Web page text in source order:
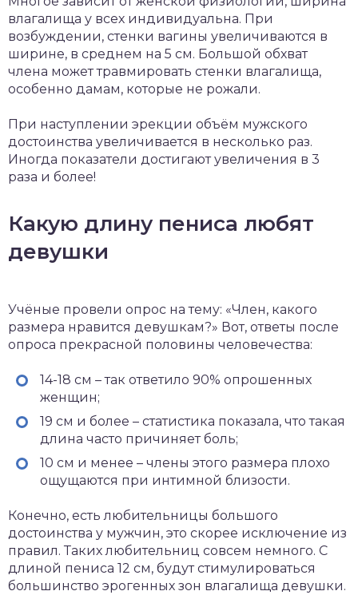
влагалища у всех индивидуальна. При
возбуждении, стенки вагины увеличиваются в
ширине, в среднем на 5 см. Большой обхват
члена может травмировать стенки влагалища,
особенно дамам, которые не рожали.
При наступлении эрекции объём мужского
достоинства увеличивается в несколько раз.
Иногда показатели достигают увеличения в 3
раза и более!
Какую длину пениса любят
девушки
Учёные провели опрос на тему: «Член, какого
размера нравится девушкам?» Вот, ответы после
опроса прекрасной половины человечества:
14-18 см – так ответило 90% опрошенных
женщин;
19 см и более – статистика показала, что такая
длина часто причиняет боль;
10 см и менее – члены этого размера плохо
ощущаются при интимной близости.
Конечно, есть любительницы большого
достоинства у мужчин, это скорее исключение из
правил. Таких любительниц совсем немного. С
длиной пениса 12 см, будут стимулироваться
большинство эрогенных зон влагалища девушки.